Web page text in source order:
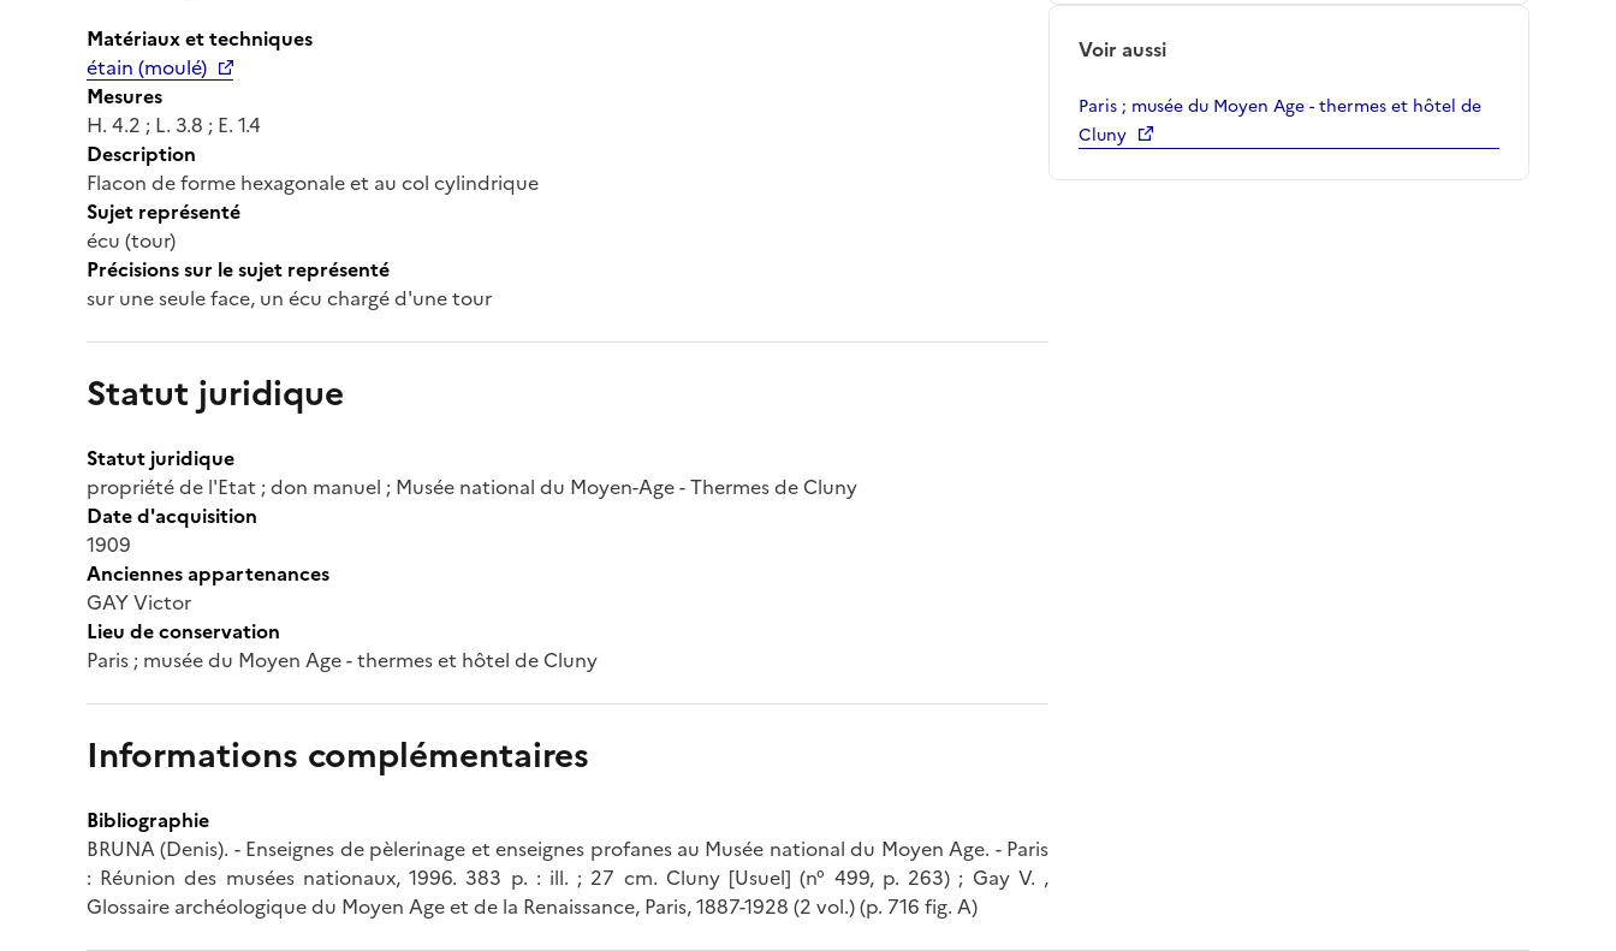
Matériaux et techniques
étain (moulé)
Mesures
H. 4.2 ; L. 3.8 ; E. 1.4
Description
Flacon de forme hexagonale et au col cylindrique
Sujet représenté
écu (tour)
Précisions sur le sujet représenté
sur une seule face, un écu chargé d'une tour
Statut juridique
Statut juridique
propriété de l'Etat ; don manuel ; Musée national du Moyen-Age - Thermes de Cluny
Date d'acquisition
1909
Anciennes appartenances
GAY Victor
Lieu de conservation
Paris ; musée du Moyen Age - thermes et hôtel de Cluny
Informations complémentaires
Bibliographie
BRUNA (Denis). - Enseignes de pèlerinage et enseignes profanes au Musée national du Moyen Age. - Paris
: Réunion des musées nationaux, 1996. 383 p. : ill. ; 27 cm. Cluny [Usuel] (n° 499, p. 263) ; Gay V. ,
Glossaire archéologique du Moyen Age et de la Renaissance, Paris, 1887-1928 (2 vol.) (p. 716 fig. A)
Voir aussi
Paris ; musée du Moyen Age - thermes et hôtel de
Cluny